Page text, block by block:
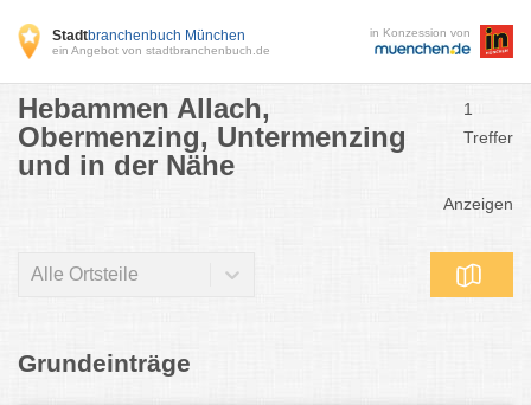
Stadtbranchenbuch München
ein Angebot von stadtbranchenbuch.de
in Konzession von
Hebammen Allach,
Obermenzing, Untermenzing
und in der Nähe
1
Treffer
Anzeigen
Alle Ortsteile
Grundeinträge